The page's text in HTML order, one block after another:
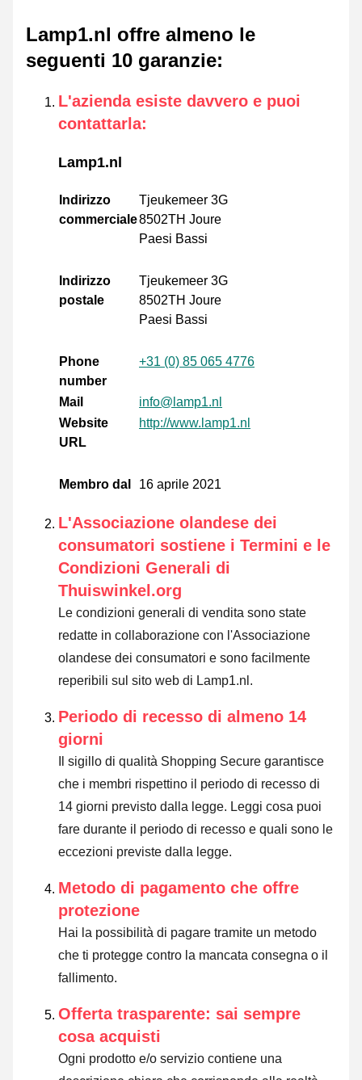
Lamp1.nl offre almeno le
seguenti 10 garanzie:
L'azienda esiste davvero e puoi
contattarla:
Lamp1.nl
Indirizzo
commerciale
Tjeukemeer 3G
8502TH Joure
Paesi Bassi
Indirizzo
postale
Tjeukemeer 3G
8502TH Joure
Paesi Bassi
Phone
number
+31 (0) 85 065 4776
Mail
info@lamp1.nl
Website
URL
http://www.lamp1.nl
Membro dal 16 aprile 2021
L'Associazione olandese dei
consumatori sostiene i Termini e le
Condizioni Generali di
Thuiswinkel.org
Le condizioni generali di vendita sono state
redatte in collaborazione con l'Associazione
olandese dei consumatori e sono facilmente
reperibili sul sito web di Lamp1.nl.
Periodo di recesso di almeno 14
giorni
Il sigillo di qualità Shopping Secure garantisce
che i membri rispettino il periodo di recesso di
14 giorni previsto dalla legge. Leggi cosa puoi
fare durante il periodo di recesso e quali sono le
eccezioni previste dalla legge.
Metodo di pagamento che offre
protezione
Hai la possibilità di pagare tramite un metodo
che ti protegge contro la mancata consegna o il
fallimento.
Offerta trasparente: sai sempre
cosa acquisti
Ogni prodotto e/o servizio contiene una